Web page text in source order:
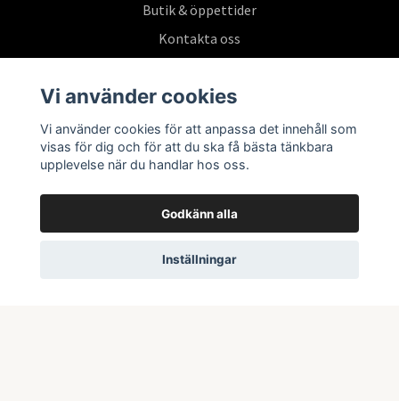
Butik & öppettider
Kontakta oss
Prenumerera på vårt nyhetsbrev
Vi använder cookies
Vi använder cookies för att anpassa det innehåll som
visas för dig och för att du ska få bästa tänkbara
upplevelse när du handlar hos oss.
Godkänn alla
Inställningar